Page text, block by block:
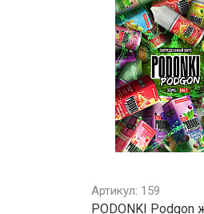
Артикул: 159
PODONKI Podgon